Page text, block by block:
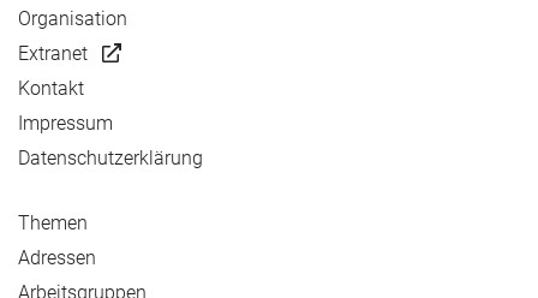
Organisation
Extranet
Kontakt
Impressum
Datenschutzerklärung
Themen
Adressen
Arbeitsgruppen